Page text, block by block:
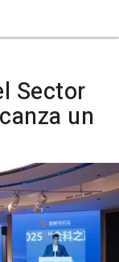
Sector
un